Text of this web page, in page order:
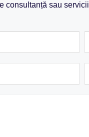
consultanță sau